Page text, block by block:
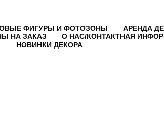
ФИГУРЫ И ФОТОЗОНЫ
АРЕНДА
НА ЗАКАЗ
О НАС/КОНТАКТНАЯ
НОВИНКИ ДЕКОРА